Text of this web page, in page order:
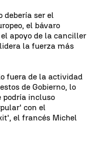
debería ser el
el bávaro
apoyo de la canciller
la fuerza más
fuera de la actividad
de Gobierno, lo
podría incluso
con el
el francés Michel